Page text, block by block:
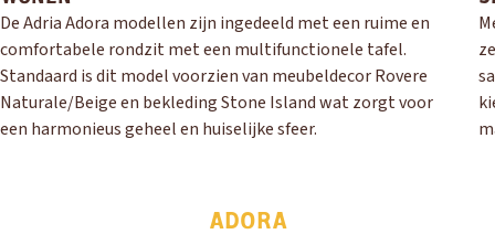
De Adria Adora modellen zijn ingedeeld met een ruime en
comfortabele rondzit met een multifunctionele tafel.
Standaard is dit model voorzien van meubeldecor Rovere
Naturale/Beige en bekleding Stone Island wat zorgt voor
een harmonieus geheel en huiselijke sfeer.
ADORA